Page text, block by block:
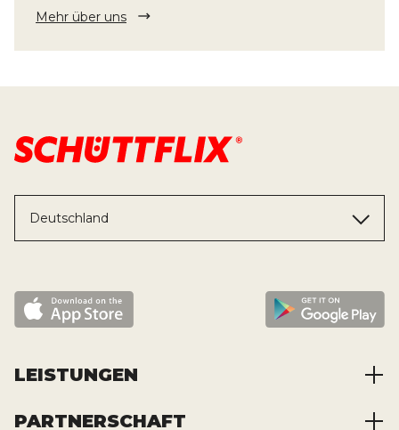
Mehr über uns
Deutschland
LEISTUNGEN
Baustoffe kaufen
PARTNERSCHAFT